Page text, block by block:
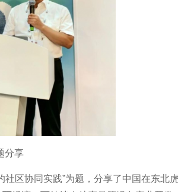
分享
区协同实践”为题，分享了中国在东北